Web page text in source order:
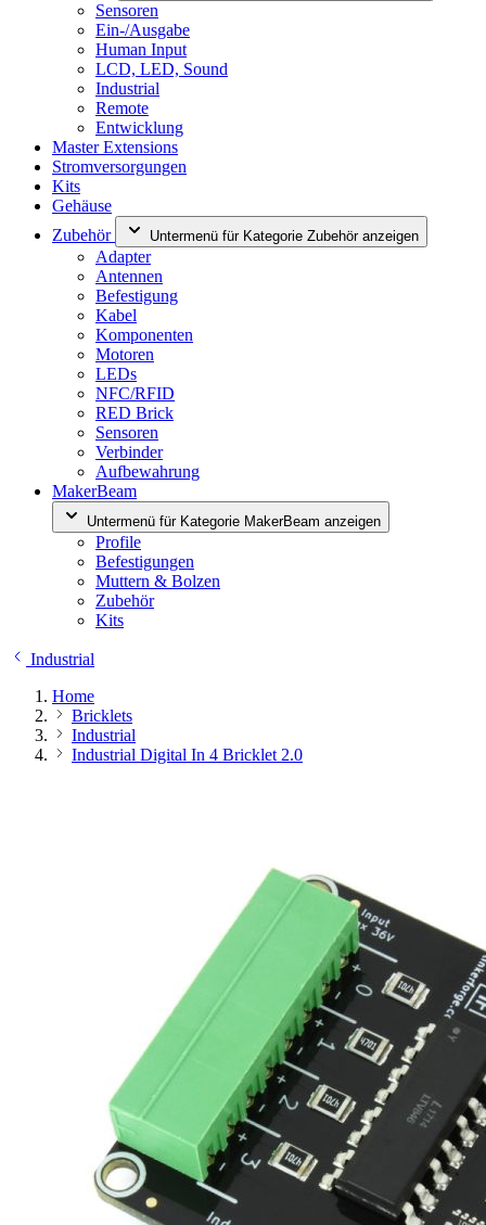
Sensoren
Ein-/Ausgabe
Human Input
LCD, LED, Sound
Industrial
Remote
Entwicklung
Master Extensions
Stromversorgungen
Kits
Gehäuse
Zubehör
Untermenü für Kategorie Zubehör anzeigen
Adapter
Antennen
Befestigung
Kabel
Komponenten
Motoren
LEDs
NFC/RFID
RED Brick
Sensoren
Verbinder
Aufbewahrung
MakerBeam
Untermenü für Kategorie MakerBeam anzeigen
Profile
Befestigungen
Muttern & Bolzen
Zubehör
Kits
Industrial
Home
Bricklets
Industrial
Industrial Digital In 4 Bricklet 2.0